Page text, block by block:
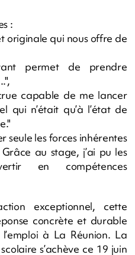
:
originale qui nous offre de
permet de prendre
capable de me lancer
qui n’était qu’à l’état de
seule les forces inhérentes
au stage, j’ai pu les
en compétences
exceptionnel, cette
concrète et durable
à La Réunion. La
s’achève ce 19 juin